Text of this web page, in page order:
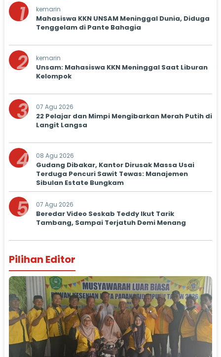
1 kemarin
Mahasiswa KKN UNSAM Meninggal Dunia, Diduga
Tenggelam di Pante Bahagia
2 kemarin
Unsam: Mahasiswa KKN Meninggal Saat Liburan
Kelompok
3 07 Agu 2026
22 Pelajar dan Mimpi Mengibarkan Merah Putih di
Langit Langsa
4 08 Agu 2026
Gudang Dibakar, Kantor Dirusak Massa Usai
Terduga Pencuri Sawit Tewas: Manajemen
Sibulan Estate Bungkam
5 07 Agu 2026
Beredar Video Seskab Teddy Ikut Tarik
Tambang, Sampai Terjatuh Demi Menang
Pilihan Editor